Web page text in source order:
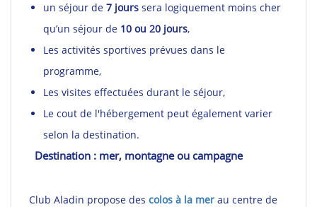
un séjour de 7 jours sera logiquement moins cher
qu’un séjour de 10 ou 20 jours,
Les activités sportives prévues dans le
programme,
Les visites effectuées durant le séjour,
Le cout de l'hébergement peut également varier
selon la destination.
Destination : mer, montagne ou campagne
Club Aladin propose des colos à la mer au centre de